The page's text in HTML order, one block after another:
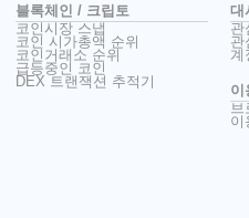
블록체인 / 크립토
코인시장 스냅
코인 시가총액 순위
코인거래소 순위
급등중인 코인
DEX 트랜잭션 추적기
대
관
관
계
이
브
이